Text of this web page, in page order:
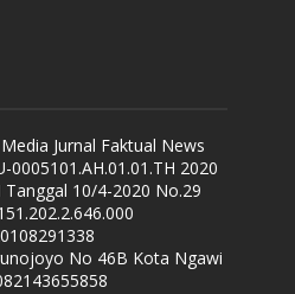
Jurnal Faktual News
0005101.AH.01.01.TH 2020
Tanggal 10/4-2020 No.29
No 46B Kota Ngawi